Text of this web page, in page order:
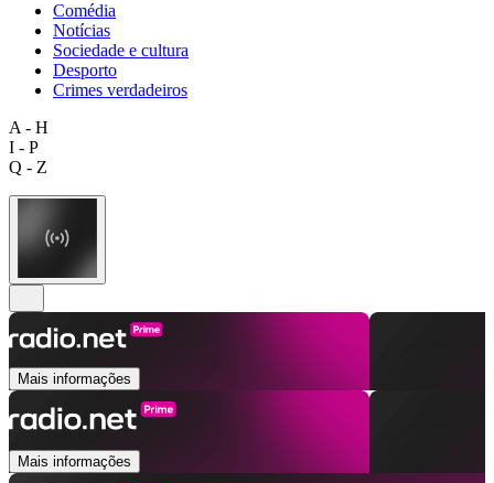
Comédia
Notícias
Sociedade e cultura
Desporto
Crimes verdadeiros
A - H
I - P
Q - Z
Mais informações
Mais informações